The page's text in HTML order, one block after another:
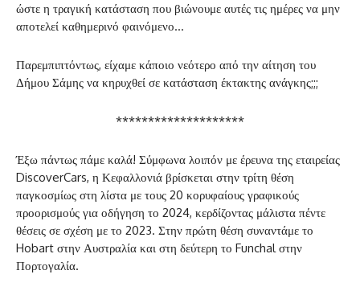
ώστε η τραγική κατάσταση που βιώνουμε αυτές τις ημέρες να μην
αποτελεί καθημερινό φαινόμενο…
Παρεμπιπτόντως, είχαμε κάποιο νεότερο από την αίτηση του
Δήμου Σάμης να κηρυχθεί σε κατάσταση έκτακτης ανάγκης;;;
********************
Έξω πάντως πάμε καλά! Σύμφωνα λοιπόν με έρευνα της εταιρείας
DiscoverCars, η Κεφαλλονιά βρίσκεται στην τρίτη θέση
παγκοσμίως στη λίστα με τους 20 κορυφαίους γραφικούς
προορισμούς για οδήγηση το 2024, κερδίζοντας μάλιστα πέντε
θέσεις σε σχέση με το 2023. Στην πρώτη θέση συναντάμε το
Hobart στην Αυστραλία και στη δεύτερη το Funchal στην
Πορτογαλία.